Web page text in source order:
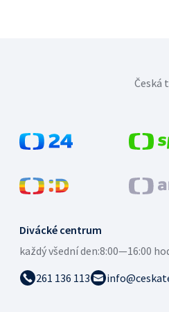
Divácké centrum
každý všední den:8:00—16:00
261 136 113
Česká